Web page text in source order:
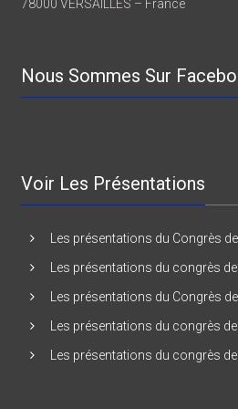
78000 VERSAILLES – France
Nous Sommes Sur
Voir Les Présentations
Les présentations du Congrès de
Les présentations du congrès de
Les présentations du Congrès
Les présentations du congrès de
Les présentations du congrès de